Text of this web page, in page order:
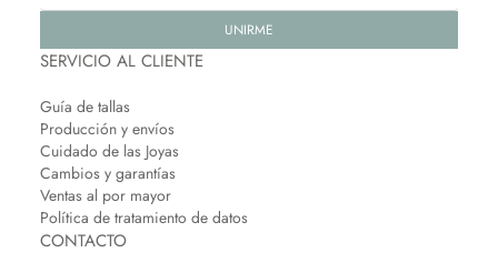
UNIRME
SERVICIO AL CLIENTE
Guía de tallas
Producción y envíos
Cuidado de las Joyas
Cambios y garantías
Ventas al por mayor
Política de tratamiento de datos
CONTACTO